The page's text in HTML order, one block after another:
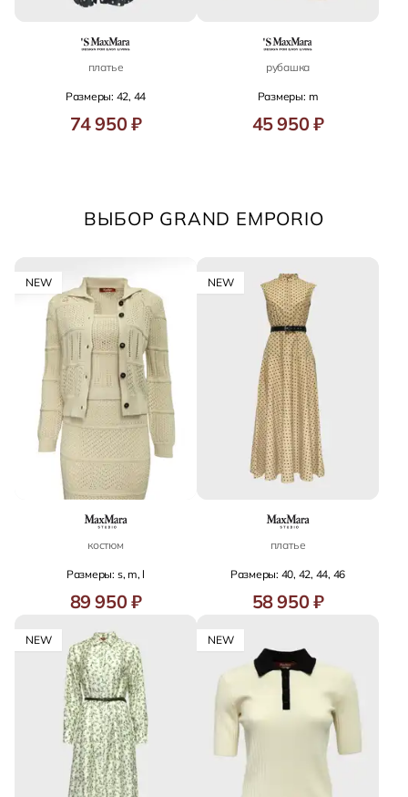
платье
Размеры: 42, 44
74 950 ₽
рубашка
Размеры: m
45 950 ₽
ВЫБОР GRAND EMPORIO
NEW
костюм
Размеры: s, m, l
89 950 ₽
NEW
платье
Размеры: 40, 42, 44, 46
58 950 ₽
NEW NEW